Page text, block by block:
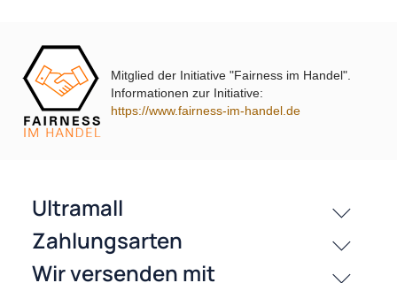
767/21510
Mitglied der Initiative "Fairness im Handel".
Informationen zur Initiative:
https://www.fairness-im-handel.de